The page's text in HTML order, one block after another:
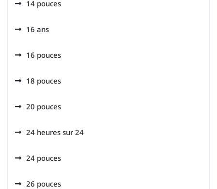
14 pouces
16 ans
16 pouces
18 pouces
20 pouces
24 heures sur 24
24 pouces
26 pouces